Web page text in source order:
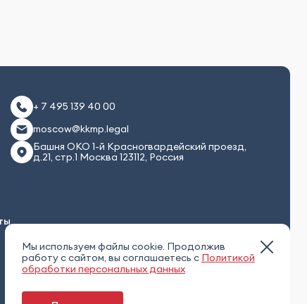
Мы используем файлы cookie. Продолжив
работу с сайтом, вы соглашаетесь с Политикой
обработки персональных данных
+ 7 495 139 40 00
moscow@kkmp.legal
Башня ОКО 1-й Красногвардейский проезд,
д.21, стр.1 Москва 123112, Россия